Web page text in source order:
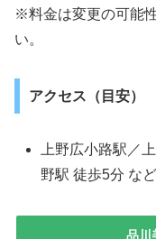
※料金は変更の可能
い。
アクセス（目安）
上野広小路駅／
野駅 徒歩5分 など
品川